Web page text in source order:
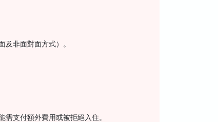
非面對面方式）。
支付額外費用或被拒絕入住。